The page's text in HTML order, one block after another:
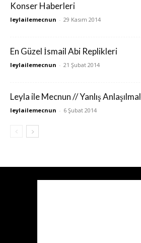
Konser Haberleri
leylailemecnun - 29 Kasım 2014
En Güzel İsmail Abi Replikleri
leylailemecnun - 21 Şubat 2014
Leyla ile Mecnun // Yanlış
leylailemecnun - 6 Şubat 2014